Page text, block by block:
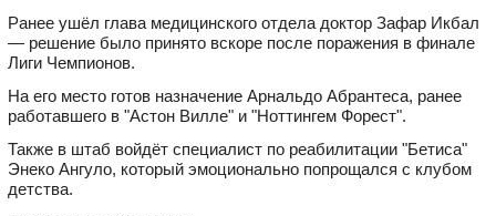
Ранее ушёл глава медицинского отдела доктор Зафар Икбал
— решение было принято вскоре после поражения в финале
Лиги Чемпионов.
На его место готов назначение Арнальдо Абрантеса, ранее
работавшего в "Астон Вилле" и "Ноттингем Форест".
Также в штаб войдёт специалист по реабилитации "Бетиса"
Энеко Ангуло, который эмоционально попрощался с клубом
детства.